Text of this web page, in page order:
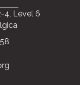
4, Level 6